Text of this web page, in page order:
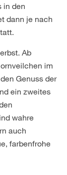
in den
dann je nach
Ab
im
Genuss der
ein zweites
wahre
auch
farbenfrohe